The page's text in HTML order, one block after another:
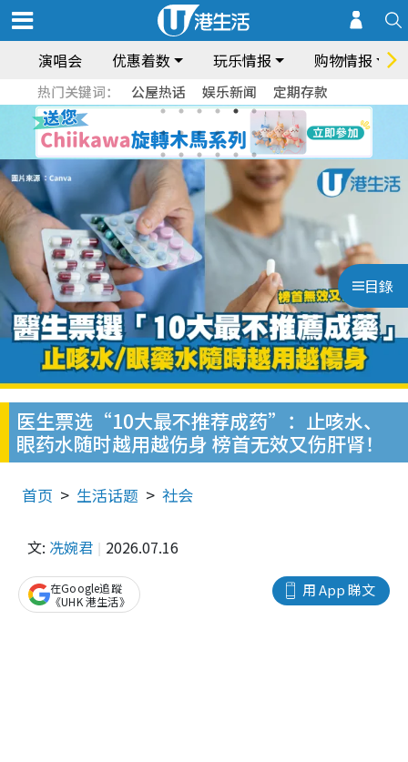
演唱会 优惠着数 玩乐情报 购物情报
热门关键词： 公屋热话 娱乐新闻 定期存款
目錄
医生票选“10大最不推荐成药”：止咳水、
眼药水随时越用越伤身 榜首无效又伤肝肾！
首页 生活话题 社会
文: 冼婉君 2026.07.16
用 App 睇文
在Google追蹤
《UHK 港生活》